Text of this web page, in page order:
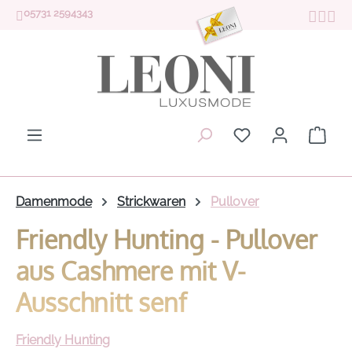
Zum Hauptinhalt springen
05731 2594343
Du hast 0
Damenmode Strickwaren Pullover
Friendly Hunting - Pullover
aus Cashmere mit V-
Ausschnitt senf
Friendly Hunting